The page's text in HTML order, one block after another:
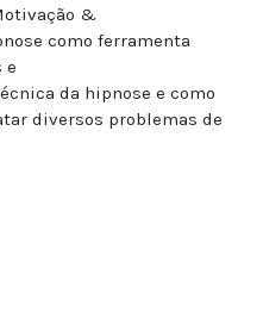
&
como ferramenta
e
da hipnose e como
diversos problemas de